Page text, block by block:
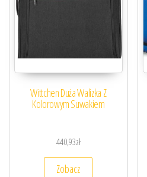
Wittchen Duża Walizka Z
Kolorowym Suwakiem
440,93zł
Zobacz